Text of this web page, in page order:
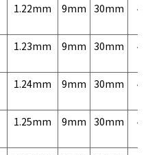
1.22mm 9mm 30mm
1.23mm 9mm 30mm
1.24mm 9mm 30mm
1.25mm 9mm 30mm